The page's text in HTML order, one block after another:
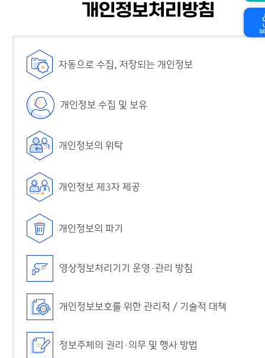
개인정보처리방침
자동으로 수집, 저장되는 개인정보
개인정보 수집 및 보유
개인정보의 위탁
개인정보 제3자 제공
개인정보의 파기
영상정보처리기기 운영·관리 방침
개인정보보호를 위한 관리적 / 기술적 대책
정보주체의 권리·의무 및 행사 방법